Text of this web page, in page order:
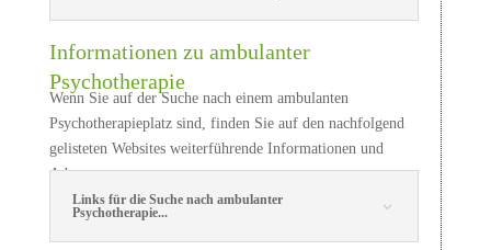
Informationen zu ambulanter
Psychotherapie
Wenn Sie auf der Suche nach einem ambulanten
Psychotherapieplatz sind, finden Sie auf den nachfolgend
gelisteten Websites weiterführende Informationen und
Adressen.
Links für die Suche nach ambulanter
Psychotherapie...